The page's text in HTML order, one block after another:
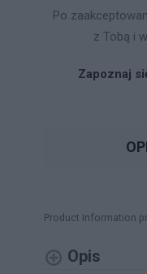
Po
z Tobą i
Zapoznaj
Product Information
Opis